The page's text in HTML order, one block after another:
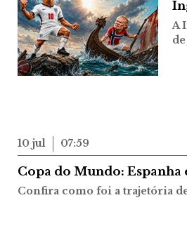
A
10 jul 07:59
Copa do Mundo: Espanha
Confira como foi a trajetória